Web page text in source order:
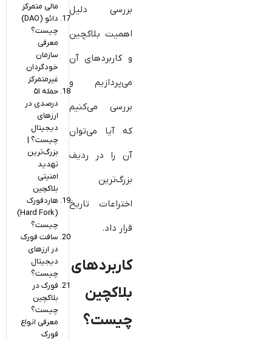
بررسی دلیل
اهمیت بلاکچین
و کاربردهای آن
می‌پردازیم و
بررسی می‌کنیم
که آیا می‌توان
آن را در ردیف
بزرگ‌ترین
اختراعات تاریخ
قرار داد.
کاربردهای
بلاکچین
چیست؟
مالی متمرکز
دائو (DAO)
چیست؟
معرفی
سازمان
خودگردان
غیرمتمرکز
حمله ۵۱
درصدی در
ارزهای
دیجیتال
چیست؟ |
بزرگ‌ترین
تهدید
امنیتی
بلاکچین
هاردفورک
(Hard Fork)
چیست؟
سافت فورک
در ارزهای
دیجیتال
چیست؟
فورک در
بلاکچین
چیست؟
معرفی انواع
فورک